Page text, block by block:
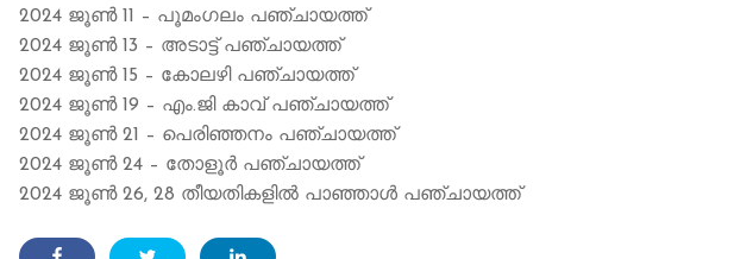
2024 ജൂൺ 11 – പൂമംഗലം പഞ്ചായത്ത്
2024 ജൂൺ 13 – അടാട്ട് പഞ്ചായത്ത്
2024 ജൂൺ 15 – കോലഴി പഞ്ചായത്ത്
2024 ജൂൺ 19 – എം.ജി കാവ് പഞ്ചായത്ത്
2024 ജൂൺ 21 – പെരിഞ്ഞനം പഞ്ചായത്ത്
2024 ജൂൺ 24 – തോളൂർ പഞ്ചായത്ത്
2024 ജൂൺ 26, 28 തീയതികളിൽ പാഞ്ഞാൾ പഞ്ചായത്ത്